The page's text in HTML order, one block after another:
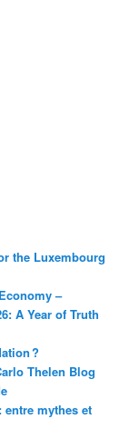
the Luxembourg
–
A Year of Truth
?
Thelen Blog
entre mythes et